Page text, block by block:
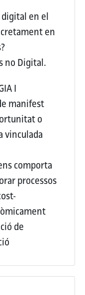
en el
en
no Digital.
I
manifest
o
vinculada
comporta
processos
de